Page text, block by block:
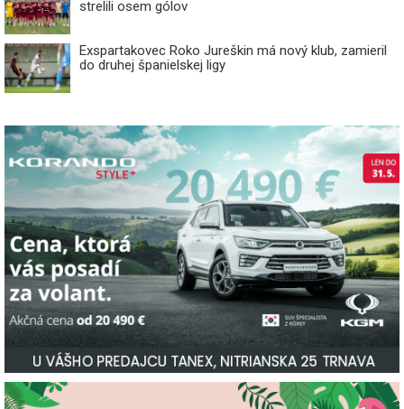
strelili osem gólov
Exspartakovec Roko Jureškin má nový klub, zamieril
do druhej španielskej ligy